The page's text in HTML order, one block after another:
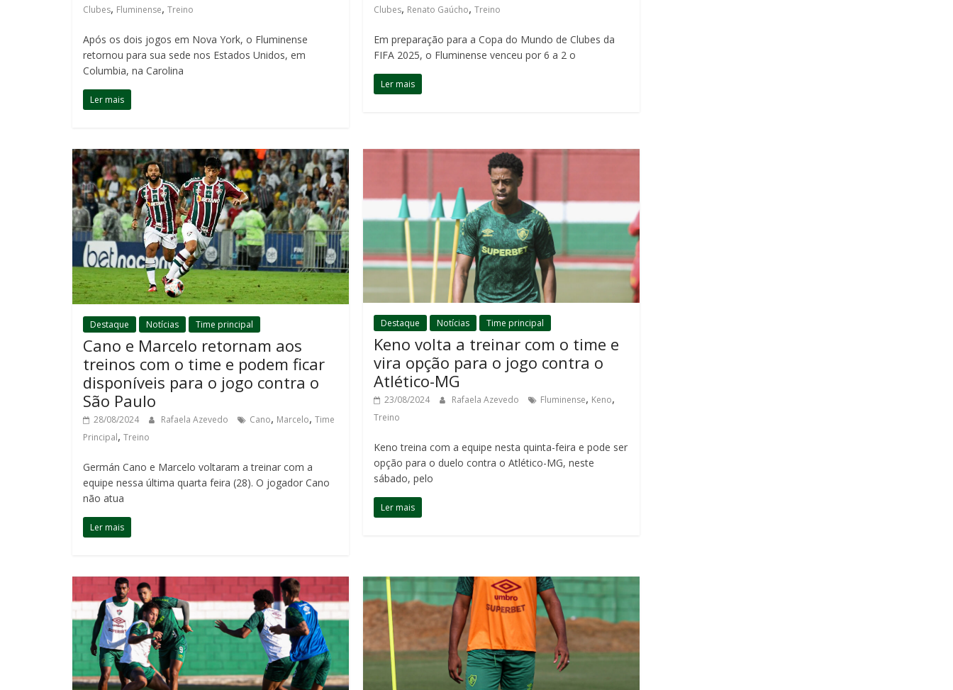
Clubes, Fluminense, Treino
Após os dois jogos em Nova York, o Fluminense
retornou para sua sede nos Estados Unidos, em
Columbia, na Carolina
Ler mais
Clubes, Renato Gaúcho,Treino
Em preparação para a Copa do Mundo de Clubes da
FIFA 2025, o Fluminense venceu por 6 a 2 o
Ler mais
Destaque Notícias Time principal
Cano e Marcelo retornam aos
treinos com o time e podem ficar
disponíveis para o jogo contra o
São Paulo
28/08/2024 Rafaela Azevedo Cano, Marcelo, Time
Principal, Treino
Germán Cano e Marcelo voltaram a treinar com a
equipe nessa última quarta feira (28). O jogador Cano
não atua
Ler mais
Destaque Notícias Time principal
Keno volta a treinar com o time e
vira opção para o jogo contra o
Atlético-MG
23/08/2024 Rafaela Azevedo Fluminense, Keno,
Treino
Keno treina com a equipe nesta quinta-feira e pode ser
opção para o duelo contra o Atlético-MG, neste
sábado, pelo
Ler mais